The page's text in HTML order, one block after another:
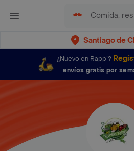
Santiago de
¿Nuevo en Rappi?
envíos gratis por